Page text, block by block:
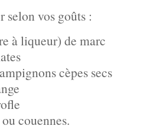
selon vos goûts :
à liqueur) de marc
cèpes secs
couennes.